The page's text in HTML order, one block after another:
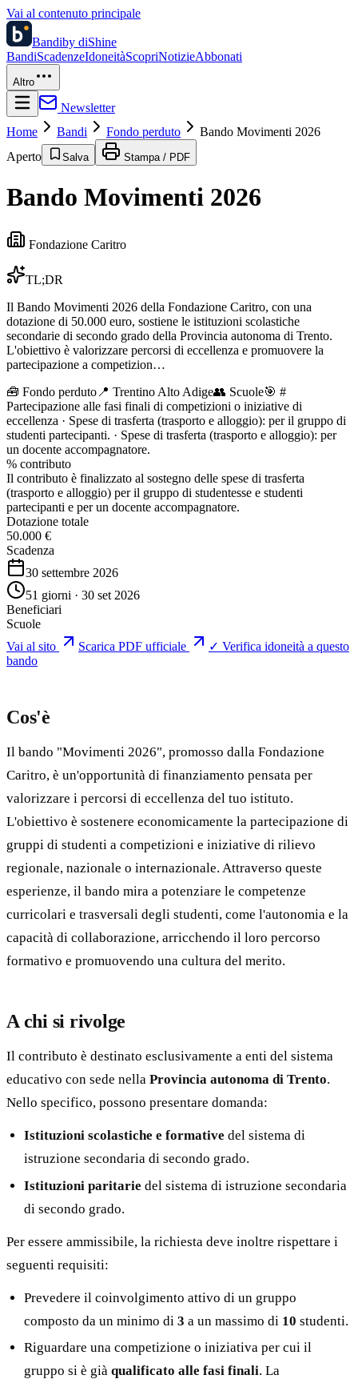
Vai al contenuto principale
Bandiby diShine
BandiScadenzeIdoneitàScopriNotizieAbbonati
Altro
Newsletter
Home
Bandi Fondo perduto
Bando Movimenti 2026
Aperto
Salva Stampa / PDF
Bando Movimenti 2026
Fondazione Caritro
TL;DR
Il Bando Movimenti 2026 della Fondazione Caritro, con una
dotazione di 50.000 euro, sostiene le istituzioni scolastiche
secondarie di secondo grado della Provincia autonoma di Trento.
L'obiettivo è valorizzare percorsi di eccellenza e promuovere la
partecipazione a competizion…
🧰 Fondo perduto 📍 Trentino Alto Adige👥 Scuole🎯 #
Partecipazione alle fasi finali di competizioni o iniziative di
eccellenza · Spese di trasferta (trasporto e alloggio): per il gruppo di
studenti partecipanti. · Spese di trasferta (trasporto e alloggio): per
un docente accompagnatore.
% contributo
Il contributo è finalizzato al sostegno delle spese di trasferta
(trasporto e alloggio) per il gruppo di studentesse e studenti
partecipanti e per un docente accompagnatore.
Dotazione totale
50.000 €
Scadenza
30 settembre 2026
51 giorni · 30 set 2026
Beneficiari
Scuole
Vai al sito
Scarica PDF ufficiale
✓ Verifica idoneità a questo
bando
Cos'è
Il bando "Movimenti 2026", promosso dalla Fondazione
Caritro, è un'opportunità di finanziamento pensata per
valorizzare i percorsi di eccellenza del tuo istituto.
L'obiettivo è sostenere economicamente la partecipazione di
gruppi di studenti a competizioni e iniziative di rilievo
regionale, nazionale o internazionale. Attraverso queste
esperienze, il bando mira a potenziare le competenze
curricolari e trasversali degli studenti, come l'autonomia e la
capacità di collaborazione, arricchendo il loro percorso
formativo e promuovendo una cultura del merito.
A chi si rivolge
Il contributo è destinato esclusivamente a enti del sistema
educativo con sede nella Provincia autonoma di Trento.
Nello specifico, possono presentare domanda:
Istituzioni scolastiche e formative del sistema di
istruzione secondaria di secondo grado.
Istituzioni paritarie del sistema di istruzione secondaria
di secondo grado.
Per essere ammissibile, la richiesta deve inoltre rispettare i
seguenti requisiti:
Prevedere il coinvolgimento attivo di un gruppo
composto da un minimo di3 a un massimo di 10 studenti.
Riguardare una competizione o iniziativa per cui il
gruppo si è giàqualificato alle fasi finali. La